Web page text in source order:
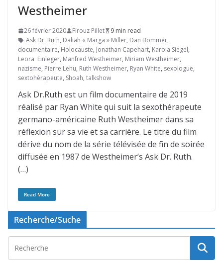
Westheimer
26 février 2020 Firouz Pillet
9 min read
Ask Dr. Ruth, Daliah « Marga » Miller, Dan Bommer,
documentaire, Holocauste, Jonathan Capehart, Karola Siegel,
Leora Einleger, Manfred Westheimer, Miriam Westheimer,
nazisme, Pierre Lehu, Ruth Westheimer, Ryan White, sexologue,
sextohérapeute, Shoah, talkshow
Ask Dr.Ruth est un film documentaire de 2019
réalisé par Ryan White qui suit la sexothérapeute
germano-américaine Ruth Westheimer dans sa
réflexion sur sa vie et sa carrière. Le titre du film
dérive du nom de la série télévisée de fin de soirée
diffusée en 1987 de Westheimer’s Ask Dr. Ruth.
(…)
Read More
Recherche/Suche